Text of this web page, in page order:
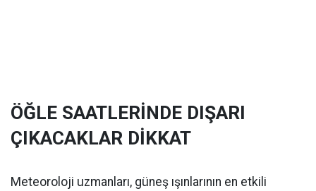
ÖĞLE SAATLERİNDE DIŞARI
ÇIKACAKLAR DİKKAT
Meteoroloji uzmanları, güneş ışınlarının en etkili